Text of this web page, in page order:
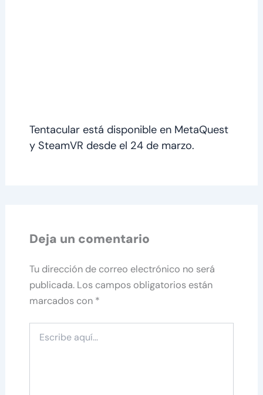
Tentacular está disponible en MetaQuest
y SteamVR desde el 24 de marzo.
Deja un comentario
Tu dirección de correo electrónico no será
publicada. Los campos obligatorios están
marcados con *
aquí...